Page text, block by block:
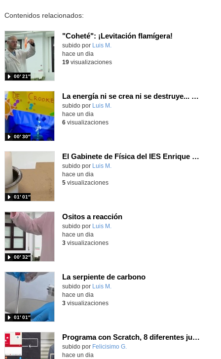
Contenidos relacionados:
"Coheté": ¡Levitación flamígera!
Contenido educativo.
subido por Luis M.
00′ 21″
hace un dia
19visualizaciones
La energía ni se crea ni se destruye... ¡se experimenta! El Tierno en la Feria Madrid es Ciencia 2026
Contenido educativo.
subido por Luis M.
00′ 30″
hace un dia
6visualizaciones
El Gabinete de Física del IES Enrique Tierno Galván de Parla (Curso 25-26)
Contenido educativo.
subido por Luis M.
01′ 01″
hace un dia
5visualizaciones
Ositos a reacción
Contenido educativo.
subido por Luis M.
00′ 32″
hace un dia
3visualizaciones
La serpiente de carbono
Contenido educativo.
subido por Luis M.
01′ 01″
hace un dia
3visualizaciones
Programa con Scratch, 8 diferentes juegos para vivir la emoción de los partidos de España en el mundial 2026
Contenido educativo.
subido por Felicisimo G.
hace un dia